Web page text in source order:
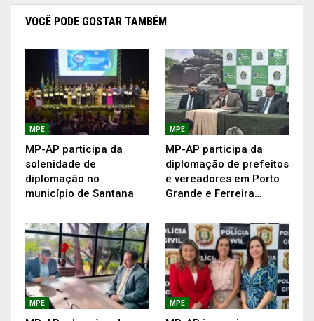
receberam atendimentos de aferição de pressão,
glicemia, peso, altura e circunferência abdominal.
O Programa visa ao mapeamento, avaliação
diagnóstica e prognóstica da Saúde dos
servidores, através de uma plataforma digital
para gestão da saúde e segurança dos
trabalhadores, chamada Sesi Viva+, que se
interliga à plataforma do eSocial, englobando
módulos como higiene ocupacional, ergonomia,
análise de riscos, saúde e segurança no trabalho.
VOCÊ PODE GOSTAR TAMBÉM
MPE
MP-AP participa da
solenidade de
diplomação no
município de Santana
MPE
MP-AP participa da
diplomação de prefeitos
e vereadores em Porto
Grande e Ferreira…
MPE MPE